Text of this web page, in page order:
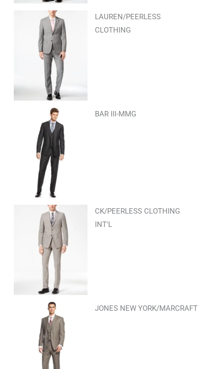
LAUREN/PEERLESS
CLOTHING
BAR III-MMG
CK/PEERLESS CLOTHING
INT'L
JONES NEW YORK/MARCRAFT